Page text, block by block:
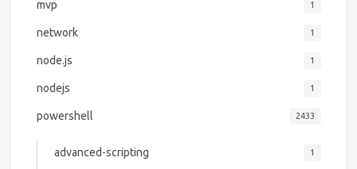
mvp 1
network 1
node.js 1
nodejs 1
powershell 2433
advanced-scripting 1